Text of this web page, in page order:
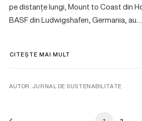
pe distanțe lungi, Mount to Coast din
BASF din Ludwigshafen, Germania, au…
CITEȘTE MAI MULT
AUTOR. JURNAL DE SUSTENABILITATE